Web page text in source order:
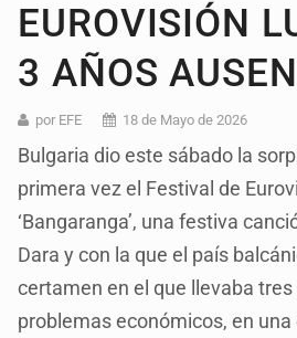
EUROVISIÓN
3 AÑOS
por EFE 18 de Mayo de 2026
Bulgaria dio este sábado la
primera vez el Festival de
‘Bangaranga’, una festiva
Dara y con la que el país
certamen en el que llevaba
problemas económicos, en